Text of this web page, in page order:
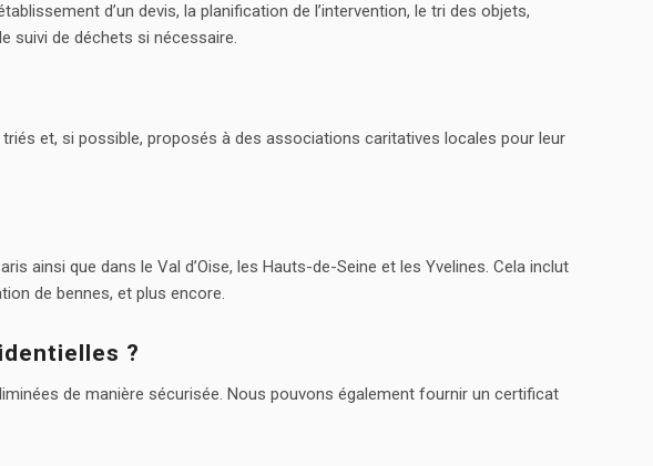
d’un devis, la planification de l’intervention, le tri des objets,
suivi de déchets si nécessaire.
et, si possible, proposés à des associations caritatives locales pour leur
ainsi que dans le Val d’Oise, les Hauts-de-Seine et les Yvelines. Cela inclut
de bennes, et plus encore.
?
de manière sécurisée. Nous pouvons également fournir un certificat